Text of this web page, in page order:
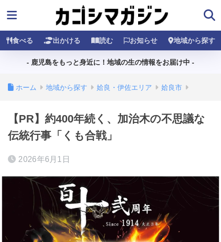
食べる 出かける 読む お知らせ 地域から探す
- 鹿児島をもっと身近に！地域の生の情報をお届け中 -
ホーム 地域から探す 姶良・伊佐エリア 姶良市
【PR】約400年続く、加治木の不思議な
伝統行事「くも合戦」
2026年6月1日